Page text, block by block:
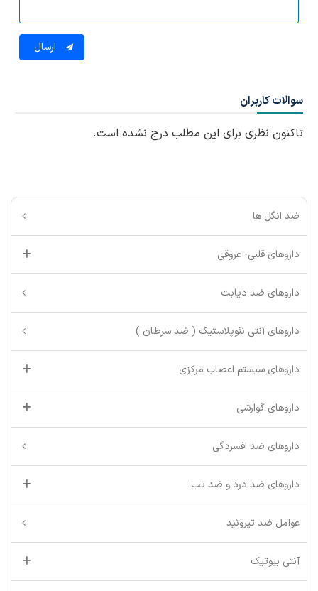
ارسال
سوالات کاربران
تاکنون نظری برای این مطلب درج نشده است.
ضد انگل ها
داروهای قلبی- عروقی
داروهای ضد دیابت
داروهای آنتی نئوپلاستیک ( ضد سرطان )
داروهای سیستم اعصاب مرکزی
داروهای گوارشی
داروهای ضد افسردگی
داروهای ضد درد و ضد تب
عوامل ضد تیروئید
آنتی بیوتیک